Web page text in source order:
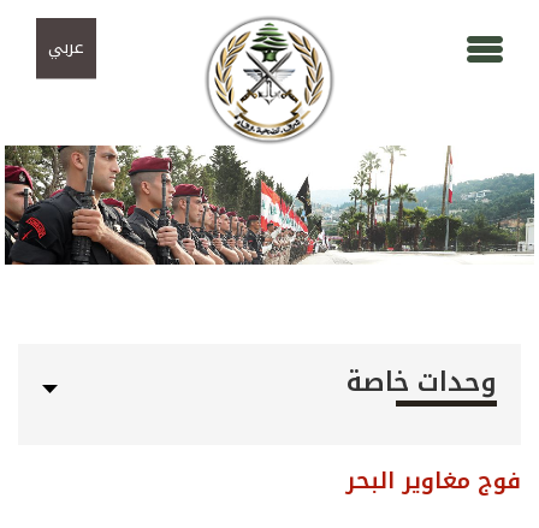
عربي
وحدات خاصة
فوج مغاوير البحر